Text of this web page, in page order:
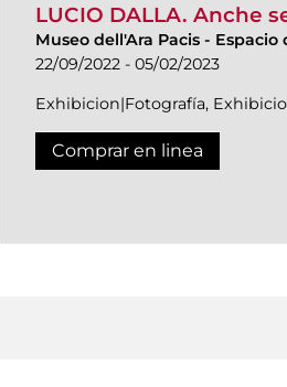
LUCIO DALLA. Anche
Museo dell'Ara Pacis - Espacio
22/09/2022 - 05/02/2023
Exhibicion|Fotografía,
Comprar en linea